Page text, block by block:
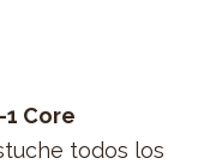
Core
todos los